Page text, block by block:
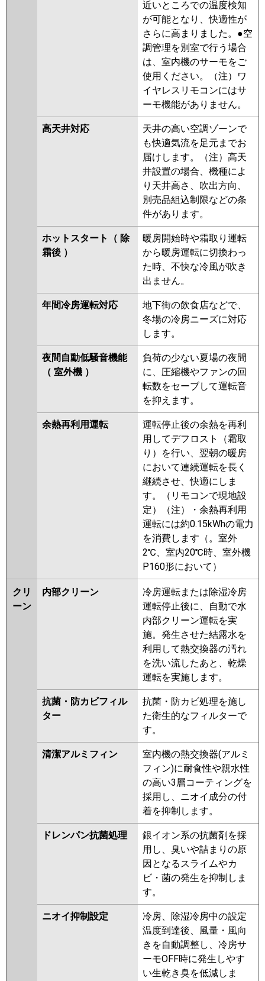
近いところでの温度検知
が可能となり、快適性が
さらに高まりました。●空
調管理を別室で行う場合
は、室内機のサーモをご
使用ください。（注）ワ
イヤレスリモコンにはサ
ーモ機能がありません。
高天井対応
天井の高い空調ゾーンで
も快適気流を足元までお
届けします。（注）高天
井設置の場合、機種によ
り天井高さ、吹出方向、
別売品組込制限などの条
件があります。
ホットスタート（ 除
霜後 ）
暖房開始時や霜取り運転
から暖房運転に切換わっ
た時、不快な冷風が吹き
出ません。
年間冷房運転対応
地下街の飲食店などで、
冬場の冷房ニーズに対応
します。
夜間自動低騒音機能
（ 室外機 ）
負荷の少ない夏場の夜間
に、圧縮機やファンの回
転数をセーブして運転音
を抑えます。
余熱再利用運転
運転停止後の余熱を再利
用してデフロスト（霜取
り）を行い、翌朝の暖房
において連続運転を長く
継続させ、快適にしま
す。（リモコンで現地設
定）（注）・余熱再利用
運転には約0.15kWhの電力
を消費します（。室外
2℃、室内20℃時、室外機
P160形において）
クリ
ーン
内部クリーン
冷房運転または除湿冷房
運転停止後に、自動で水
内部クリーン運転を実
施。発生させた結露水を
利用して熱交換器の汚れ
を洗い流したあと、乾燥
運転を実施します。
抗菌・防カビフィル
ター
抗菌・防カビ処理を施し
た衛生的なフィルターで
す。
清潔アルミフィン
室内機の熱交換器(アルミ
フィン)に耐食性や親水性
の高い3層コーティングを
採用し、ニオイ成分の付
着を抑制します。
ドレンパン抗菌処理
銀イオン系の抗菌剤を採
用し、臭いや詰まりの原
因となるスライムやカ
ビ・菌の発生を抑制しま
す。
ニオイ抑制設定
冷房、除湿冷房中の設定
温度到達後、風量・風向
きを自動調整し、冷房サ
ーモOFF時に発生しやす
い生乾き臭を低減しま